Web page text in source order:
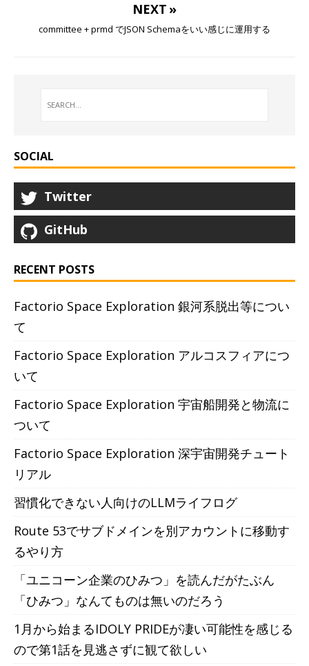
NEXT »
committee + prmd でJSON Schemaをいい感じに運用する
SOCIAL
Twitter
GitHub
RECENT POSTS
Factorio Space Exploration 銀河系脱出等につい
て
Factorio Space Exploration アルコスフィアにつ
いて
Factorio Space Exploration 宇宙船開発と物流に
ついて
Factorio Space Exploration 深宇宙開発チュート
リアル
習慣化できない人向けのLLMライフログ
Route 53でサブドメインを別アカウントに移動す
るやり方
「ユニコーン企業のひみつ」を読んだがたぶん
「ひみつ」なんてものは無いのだろう
1月から始まるIDOLY PRIDEが凄い可能性を感じる
ので第1話を見逃さずに観て欲しい